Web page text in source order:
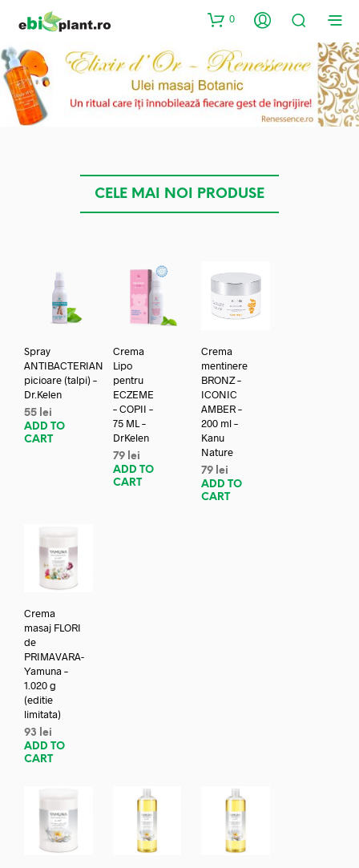
0
CELE MAI NOI PRODUSE
Spray
ANTIBACTERIAN
picioare (talpi) –
Dr.Kelen
55 lei
ADD TO
CART
Crema
Lipo
pentru
ECZEME
– COPII –
75 ML –
DrKelen
79 lei
ADD TO
CART
Crema
mentinere
BRONZ –
ICONIC
AMBER –
200 ml –
Kanu
Nature
79 lei
ADD TO
CART
Crema
masaj FLORI
de
PRIMAVARA-
Yamuna –
1.020 g
(editie
limitata)
93
lei
ADD TO
CART